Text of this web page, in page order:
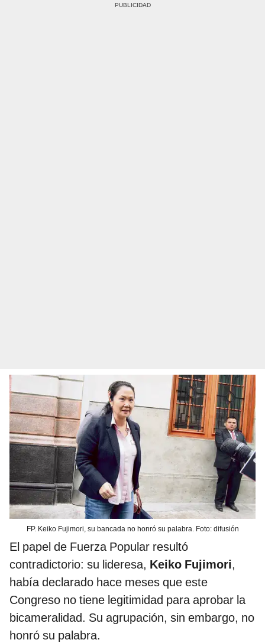
FP. Keiko Fujimori, su bancada no honró su palabra. Foto: difusión
El papel de Fuerza Popular resultó
contradictorio: su lideresa, Keiko Fujimori,
había declarado hace meses que este
Congreso no tiene legitimidad para aprobar la
bicameralidad. Su agrupación, sin embargo, no
honró su palabra.